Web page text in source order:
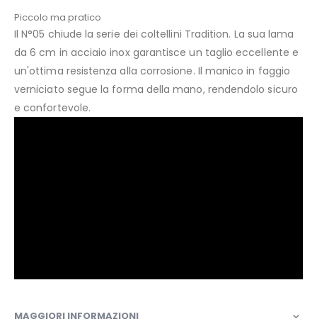
Piccolo ma pratico
Il N°05 chiude la serie dei coltellini Tradition. La sua lama
da 6 cm in acciaio inox garantisce un taglio eccellente e
un'ottima resistenza alla corrosione. Il manico in faggio
verniciato segue la forma della mano, rendendolo sicuro
e confortevole.
MAGGIORI INFORMAZIONI